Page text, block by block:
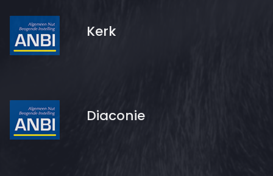
Kerk
Diaconie